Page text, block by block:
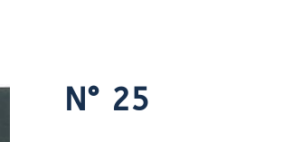
N° 25